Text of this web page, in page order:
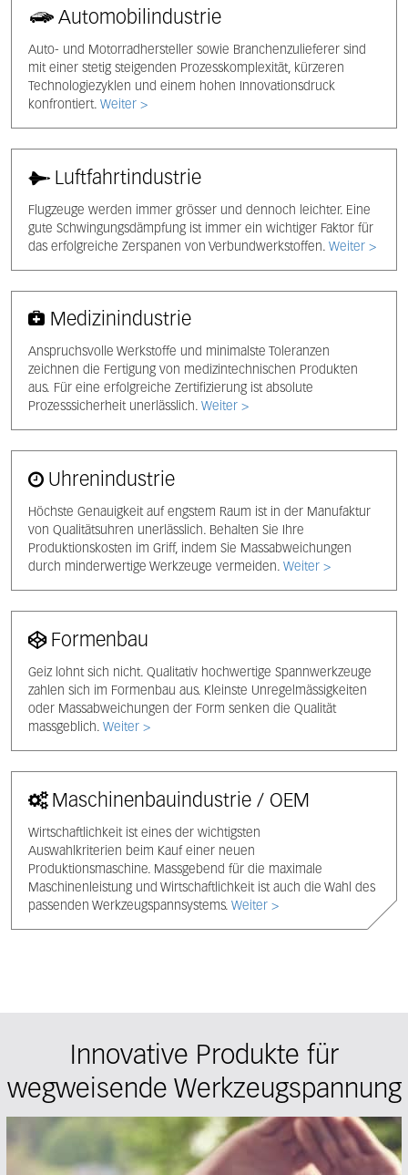
Automobilindustrie
Auto- und Motorradhersteller sowie Branchenzulieferer sind
mit einer stetig steigenden Prozesskomplexität, kürzeren
Technologiezyklen und einem hohen Innovationsdruck
konfrontiert. Weiter >
Luftfahrtindustrie
Flugzeuge werden immer grösser und dennoch leichter. Eine
gute Schwingungsdämpfung ist immer ein wichtiger Faktor für
das erfolgreiche Zerspanen von Verbundwerkstoffen. Weiter >
Medizinindustrie
Anspruchsvolle Werkstoffe und minimalste Toleranzen
zeichnen die Fertigung von medizintechnischen Produkten
aus. Für eine erfolgreiche Zertifizierung ist absolute
Prozesssicherheit unerlässlich. Weiter >
Uhrenindustrie
Höchste Genauigkeit auf engstem Raum ist in der Manufaktur
von Qualitätsuhren unerlässlich. Behalten Sie Ihre
Produktionskosten im Griff, indem Sie Massabweichungen
durch minderwertige Werkzeuge vermeiden. Weiter >
Formenbau
Geiz lohnt sich nicht. Qualitativ hochwertige Spannwerkzeuge
zahlen sich im Formenbau aus. Kleinste Unregelmässigkeiten
oder Massabweichungen der Form senken die Qualität
massgeblich. Weiter >
Maschinenbauindustrie / OEM
Wirtschaftlichkeit ist eines der wichtigsten
Auswahlkriterien beim Kauf einer neuen
Produktionsmaschine. Massgebend für die maximale
Maschinenleistung und Wirtschaftlichkeit ist auch die Wahl des
passenden Werkzeugspannsystems. Weiter >
Innovative Produkte für
wegweisende Werkzeugspannung